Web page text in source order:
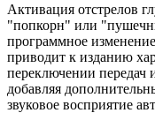
Активация отстрелов
"попкорн" или
программное
приводит к изданию
переключении передач
добавляя
звуковое восприятие